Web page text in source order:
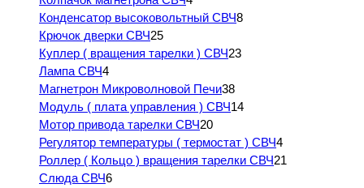
Конденсатор высоковольтный СВЧ8
Крючок дверки СВЧ25
Куплер ( вращения тарелки ) СВЧ23
Лампа СВЧ4
Магнетрон Микроволновой Печи38
Модуль ( плата управления ) СВЧ14
Мотор привода тарелки СВЧ20
Регулятор температуры ( термостат ) СВЧ4
Роллер ( Кольцо ) вращения тарелки СВЧ21
Слюда СВЧ6